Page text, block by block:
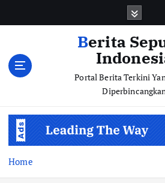
Berita Seputar
Portal Berita Terkini
Home